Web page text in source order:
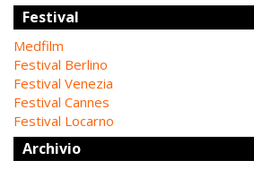
Festival
Medfilm
Festival Berlino
Festival Venezia
Festival Cannes
Festival Locarno
Archivio